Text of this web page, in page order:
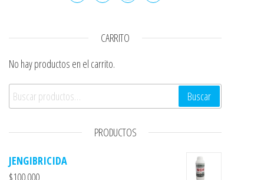
CARRITO
No hay productos en el carrito.
Buscar por:
Buscar
PRODUCTOS
JENGIBRICIDA
$100.000